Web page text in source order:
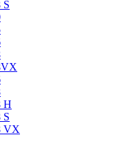
S
H
S
VX